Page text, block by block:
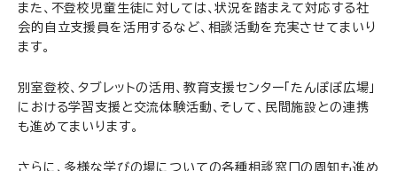
また、不登校児童生徒に対しては、状況を踏まえて対応する社
会的自立支援員を活用するなど、相談活動を充実させてまいり
ます。
別室登校、タブレットの活用、教育支援センター「たんぽぽ広場」
における学習支援と交流体験活動、そして、民間施設との連携
も進めてまいります。
さらに、多様な学びの場についての各種相談窓口の周知も進め